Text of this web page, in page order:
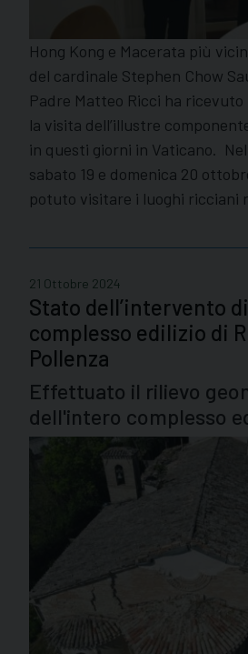
Hong Kong e Macerata più
del cardinale Stephen Chow
Padre Matteo Ricci ha
la visita dell’illustre
in questi giorni in Vaticano.
sabato 19 e domenica 20
potuto visitare i luoghi ricciani
21 Ottobre 2024
Stato dell’intervento
complesso edilizio di
Pollenza
Effettuato il rilievo
dell'intero complesso